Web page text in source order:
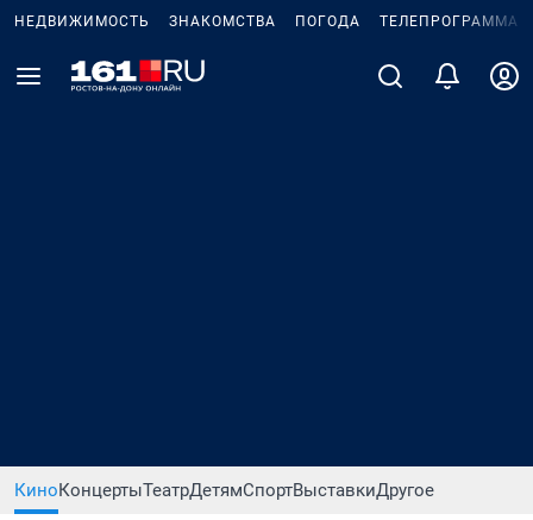
НЕДВИЖИМОСТЬ ЗНАКОМСТВА ПОГОДА ТЕЛЕПРОГРАММА
КиноКонцертыТеатрДетямСпортВыставкиДругое